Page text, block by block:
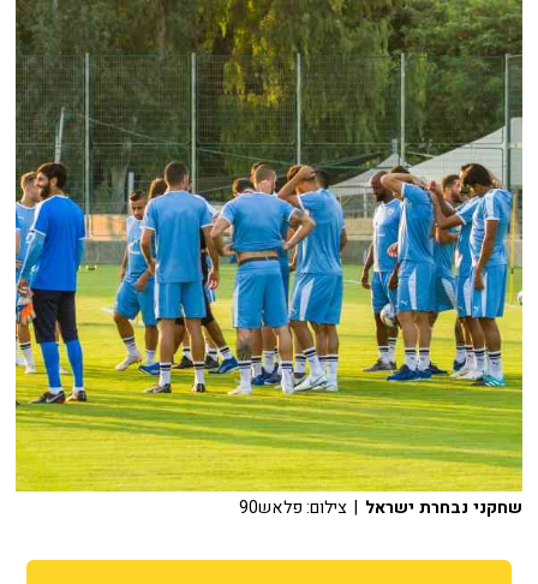
שחקני נבחרת ישראל | צילום: פלאש90